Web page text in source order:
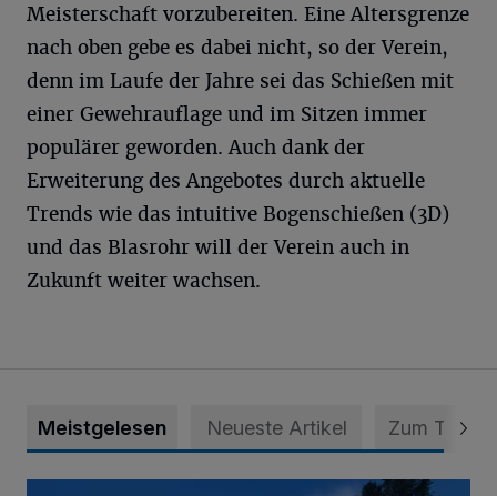
Meisterschaft vorzubereiten. Eine Altersgrenze
nach oben gebe es dabei nicht, so der Verein,
denn im Laufe der Jahre sei das Schießen mit
einer Gewehrauflage und im Sitzen immer
populärer geworden. Auch dank der
Erweiterung des Angebotes durch aktuelle
Trends wie das intuitive Bogenschießen (3D)
und das Blasrohr will der Verein auch in
Zukunft weiter wachsen.
Meistgelesen Neueste Artikel Zum Thema
Polizei schließt Brandstiftung nicht aus